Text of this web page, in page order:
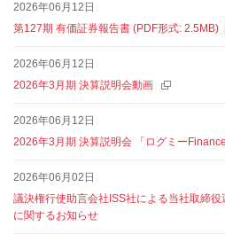
2026年06月12日
第127期 有価証券報告書 (PDF形式: 2.5MB)
2026年06月12日
2026年3月期 決算説明会動画
2026年06月12日
2026年3⽉期 決算説明会 「ログミー
2026年06月02日
議決権行使助言会社ISS社による当社取締
に関するお知らせ